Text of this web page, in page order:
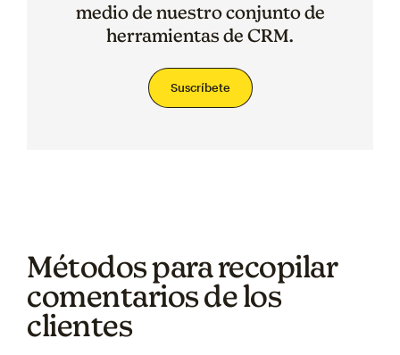
medio de nuestro conjunto de
herramientas de CRM.
Suscríbete
Métodos para recopilar
comentarios de los
clientes